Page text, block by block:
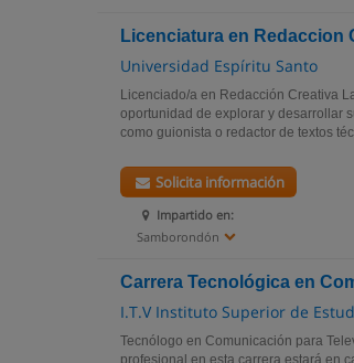
Licenciatura en Redaccion
Universidad Espíritu Santo
Licenciado/a en Redacción Creativa
oportunidad de explorar y desarrollar
como guionista o redactor de textos
Impartido en:
Samborondón
Solicita información
Carrera Tecnológica en
I.T.V Instituto Superior de
Tecnólogo en Comunicación para
profesional en esta carrera estará en